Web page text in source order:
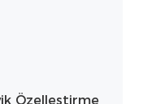
Özelleştirme